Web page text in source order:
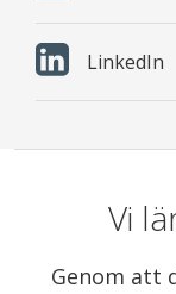
LinkedIn
Vi
Genom att